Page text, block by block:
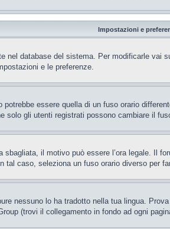
Impostazioni e
database del sistema. Per modificarle vai
e le preferenze.
potrebbe essere quella di un fuso orario
gli utenti registrati possono cambiare il
il motivo può essere l’ora legale. Il
tal caso, seleziona un fuso orario diverso per
nessuno lo ha tradotto nella tua lingua.
(trovi il collegamento in fondo ad ogni